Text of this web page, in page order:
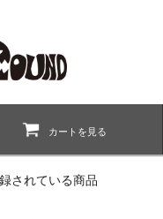
カートを見る
されている商品